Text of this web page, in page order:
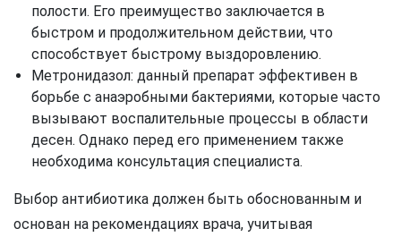
полости. Его преимущество заключается в
быстром и продолжительном действии, что
способствует быстрому выздоровлению.
Метронидазол: данный препарат эффективен в
борьбе с анаэробными бактериями, которые часто
вызывают воспалительные процессы в области
десен. Однако перед его применением также
необходима консультация специалиста.
Выбор антибиотика должен быть обоснованным и
основан на рекомендациях врача, учитывая